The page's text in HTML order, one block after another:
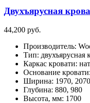
Двухъярусная
44,200 руб.
Производитель:
Тип: двухъярусная
Каркас кровати:
Основание кровати:
Ширина: 1970, 2070
Глубина: 880, 980
Высота, мм: 1700